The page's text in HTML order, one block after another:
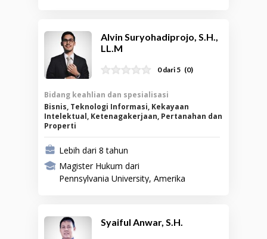
Alvin Suryohadiprojo, S.H.,
LL.M
0 dari 5 (0)
Bidang keahlian dan spesialisasi
Bisnis, Teknologi Informasi, Kekayaan
Intelektual, Ketenagakerjaan, Pertanahan dan
Properti
Lebih dari 8 tahun
Magister Hukum dari
Pennsylvania University, Amerika
Syaiful Anwar, S.H.